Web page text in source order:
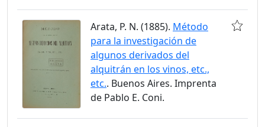
Arata, P. N. (1885). Método
para la investigación de
algunos derivados del
alquitrán en los vinos, etc.,
etc.. Buenos Aires. Imprenta
de Pablo E. Coni.